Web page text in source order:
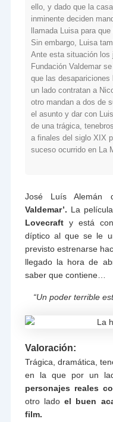
ello, y dado que la
inminente deciden
llamada Luisa para
Sin embargo, Luisa
Ante esta situación los
Fundación Valdemar
que las
un lado contratan a
otro mandan a dos de
el asunto y dar con
de una trágica,
a finales del siglo XIX
suceso ocurrido en La
José Luís Alemán
Valdemar’. La
Lovecraft y está
díptico al que se le
previsto estrenarse
llegado la hora de
saber que contiene…
“Un poder terrible
Valoración:
Trágica, dramática,
en la que por un
personajes reales
otro lado el buen
film.